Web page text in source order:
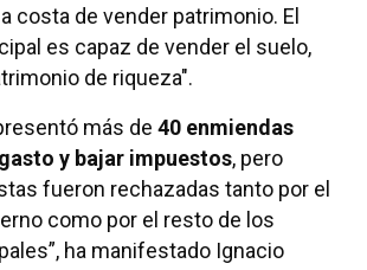
costa de vender patrimonio. El
es capaz de vender el suelo,
de riqueza".
más de 40 enmiendas
y bajar impuestos, pero
fueron rechazadas tanto por el
como por el resto de los
ha manifestado Ignacio